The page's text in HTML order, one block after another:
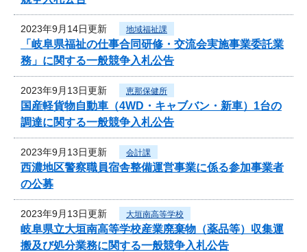
2023年9月14日更新 地域福祉課
「岐阜県福祉の仕事合同研修・交流会実施事業委託業
務」に関する一般競争入札公告
2023年9月13日更新 恵那保健所
国産軽貨物自動車（4WD・キャブバン・新車）1台の
調達に関する一般競争入札公告
2023年9月13日更新 会計課
西濃地区警察職員宿舎整備運営事業に係る参加事業者
の公募
2023年9月13日更新 大垣南高等学校
岐阜県立大垣南高等学校産業廃棄物（薬品等）収集運
搬及び処分業務に関する一般競争入札公告